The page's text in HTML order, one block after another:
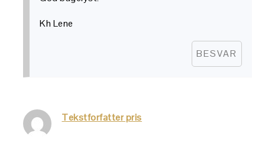
Kh Lene
BESVAR
Tekstforfatter pris